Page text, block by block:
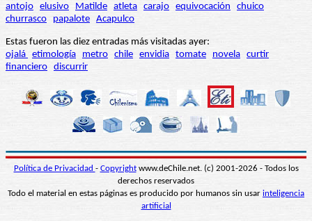
antojo elusivo Matilde atleta carajo equivocación
chuico
churrasco
papalote Acapulco
Estas fueron las diez entradas más visitadas ayer:
ojalá etimología metro chile envidia tomate novela curtir
financiero discurrir
Política de Privacidad - Copyrightwww.deChile.net. (c) 2001-2026 - Todos los
derechos reservados
Todo el material en estas páginas es producido por humanos sin usar inteligencia
artificial